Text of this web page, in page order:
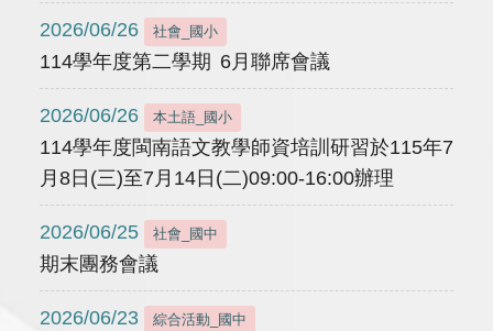
2026/06/26 社會_國小
114學年度第二學期 6月聯席會議
2026/06/26 本土語_國小
114學年度閩南語文教學師資培訓研習於115年7
月8日(三)至7月14日(二)09:00-16:00辦理
2026/06/25 社會_國中
期末團務會議
2026/06/23 綜合活動_國中